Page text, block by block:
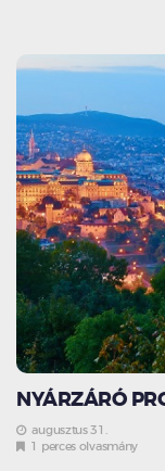
NYÁRZÁRÓ
augusztus 31.
1 perces olvasmány